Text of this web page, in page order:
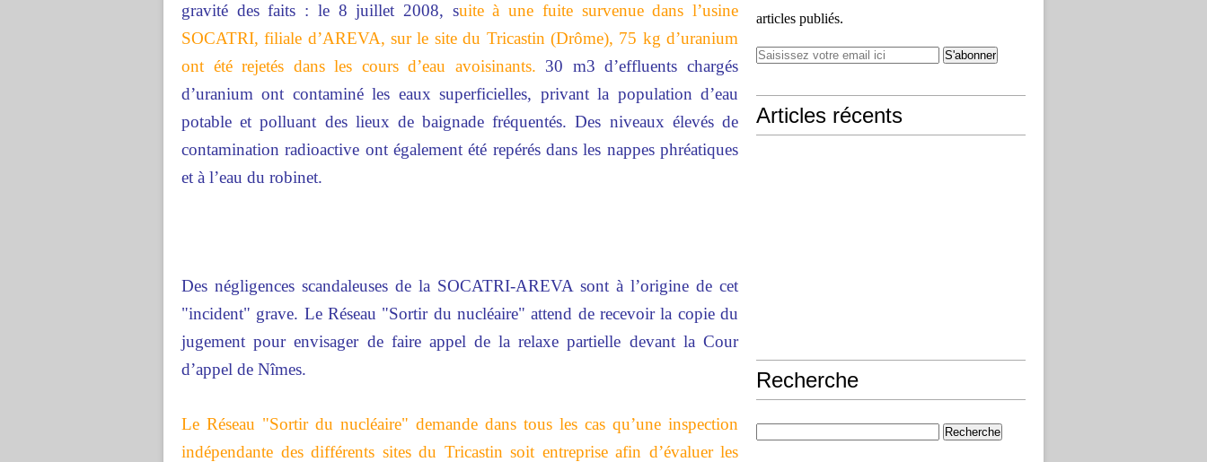
gravité des faits : le 8 juillet 2008, suite à une fuite survenue dans l’usine
SOCATRI, filiale d’AREVA, sur le site du Tricastin (Drôme), 75 kg d’uranium
ont été rejetés dans les cours d’eau avoisinants. 30 m3 d’effluents chargés
d’uranium ont contaminé les eaux superficielles, privant la population d’eau
potable et polluant des lieux de baignade fréquentés. Des niveaux élevés de
contamination radioactive ont également été repérés dans les nappes phréatiques
et à l’eau du robinet.
Des négligences scandaleuses de la SOCATRI-AREVA sont à l’origine de cet
"incident" grave. Le Réseau "Sortir du nucléaire" attend de recevoir la copie du
jugement pour envisager de faire appel de la relaxe partielle devant la Cour
d’appel de Nîmes.
Le Réseau "Sortir du nucléaire" demande dans tous les cas qu’une inspection
indépendante des différents sites du Tricastin soit entreprise afin d’évaluer les
articles publiés.
Articles récents
Recherche